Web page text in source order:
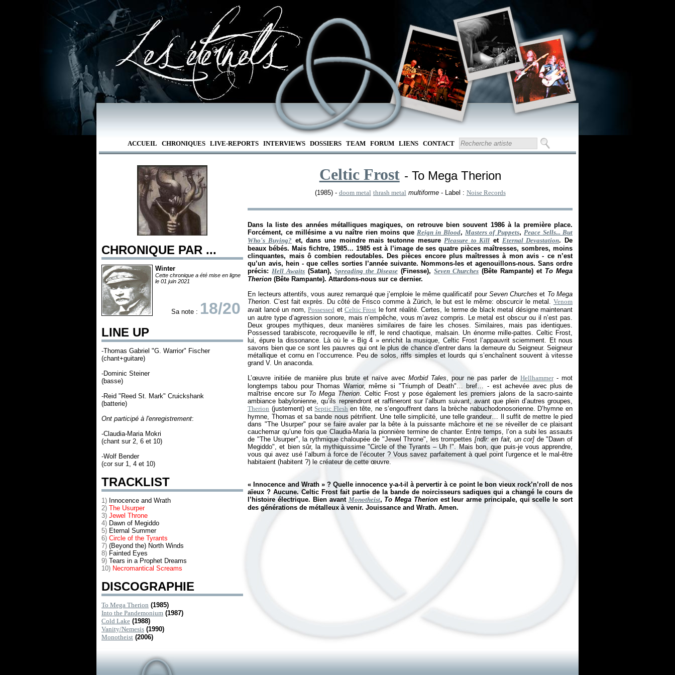
ACCUEIL CHRONIQUES LIVE-REPORTS INTERVIEWS DOSSIERS TEAM FORUM LIENS CONTACT
CHRONIQUE PAR ...
Winter
Cette chronique a été mise en ligne
le 01 juin 2021
Sa note : 18/20
LINE UP
-Thomas Gabriel "G. Warrior" Fischer
(chant+guitare)
-Dominic Steiner
(basse)
-Reid "Reed St. Mark" Cruickshank
(batterie)
Ont participé à l'enregistrement:
-Claudia-Maria Mokri
(chant sur 2, 6 et 10)
-Wolf Bender
(cor sur 1, 4 et 10)
TRACKLIST
1) Innocence and Wrath
2) The Usurper
3) Jewel Throne
4) Dawn of Megiddo
5) Eternal Summer
6) Circle of the Tyrants
7) (Beyond the) North Winds
8) Fainted Eyes
9) Tears in a Prophet Dreams
10) Necromantical Screams
DISCOGRAPHIE
To Mega Therion (1985)
Into the Pandemonium (1987)
Cold Lake (1988)
Vanity/Nemesis (1990)
Monotheist (2006)
Celtic Frost - To Mega Therion
(1985) - doom metal thrash metal multiforme- Label : Noise Records
Dans la liste des années métalliques magiques, on retrouve bien souvent 1986 à la première place.
Forcément, ce millésime a vu naître rien moins que Reign in Blood,Masters of Puppets,Peace Sells... But
Who's Buying? et, dans une moindre mais teutonne mesure Pleasure to Kill et Eternal Devastation. De
beaux bébés. Mais fichtre, 1985… 1985 est à l’image de ses quatre pièces maîtresses, sombres, moins
clinquantes, mais ô combien redoutables. Des pièces encore plus maîtresses à mon avis - ce n’est
qu’un avis, hein - que celles sorties l’année suivante. Nommons-les et agenouillons-nous. Sans ordre
précis:Hell Awaits (Satan),Spreading the Disease (Finesse),Seven Churches (Bête Rampante) et To Mega
Therion (Bête Rampante). Attardons-nous sur ce dernier.
En lecteurs attentifs, vous aurez remarqué que j’emploie le même qualificatif pourSeven Churcheset To Mega
Therion. C’est fait exprès. Du côté de Frisco comme à Zürich, le but est le même: obscurcir le metal. Venom
avait lancé un nom,Possessed et Celtic Frost le font réalité. Certes, le terme de black metal désigne maintenant
un autre type d’agression sonore, mais n’empêche, vous m’avez compris. Le metal est obscur ou il n’est pas.
Deux groupes mythiques, deux manières similaires de faire les choses. Similaires, mais pas identiques.
Possessed tarabiscote, recroqueville le riff, le rend chaotique, malsain. Un énorme mille-pattes. Celtic Frost,
lui, épure la dissonance. Là où le « Big 4 » enrichit la musique, Celtic Frost l’appauvrit sciemment. Et nous
savons bien que ce sont les pauvres qui ont le plus de chance d’entrer dans la demeure du Seigneur. Seigneur
métallique et cornu en l’occurrence. Peu de solos, riffs simples et lourds qui s’enchaînent souvent à vitesse
grand V. Un anaconda.
L’œuvre initiée de manière plus brute et naïve avec Morbid Tales, pour ne pas parler de Hellhammer- mot
longtemps tabou pour Thomas Warrior, même si "Triumph of Death"… bref… - est achevée avec plus de
maîtrise encore sur To Mega Therion. Celtic Frost y pose également les premiers jalons de la sacro-sainte
ambiance babylonienne, qu’ils reprendront et raffineront sur l’album suivant, avant que plein d’autres groupes,
Therion (justement) et Septic Flesh en tête, ne s’engouffrent dans la brèche nabuchodonosorienne. D’hymne en
hymne, Thomas et sa bande nous pétrifient. Une telle simplicité, une telle grandeur… Il suffit de mettre le pied
dans "The Usurper" pour se faire avaler par la bête à la puissante mâchoire et ne se réveiller de ce plaisant
cauchemar qu’une fois que Claudia-Maria la pionnière termine de chanter. Entre temps, l’on a subi les assauts
de "The Usurper", la rythmique chaloupée de "Jewel Throne", les trompettes [ndlr: en fait, un cor] de "Dawn of
Megiddo", et bien sûr, la mythiquissime "Circle of the Tyrants – Uh !". Mais bon, que puis-je vous apprendre,
vous qui avez usé l’album à force de l’écouter ? Vous savez parfaitement à quel point l'urgence et le mal-être
habitaient (habitent ?) le créateur de cette œuvre.
« Innocence and Wrath » ? Quelle innocence y-a-t-il à pervertir à ce point le bon vieux rock’n’roll de nos
aïeux ? Aucune. Celtic Frost fait partie de la bande de noircisseurs sadiques qui a changé le cours de
l’histoire électrique. Bien avant Monotheist, To Mega Therion est leur arme principale, qui scelle le sort
des générations de métalleux à venir. Jouissance and Wrath. Amen.